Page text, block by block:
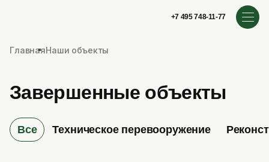
+7 495 748-11-77
ГлавнаяНаши объекты
Завершенные объекты
Все Техническое перевооружение